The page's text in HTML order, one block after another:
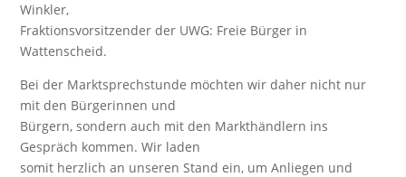
Winkler,
Fraktionsvorsitzender der UWG: Freie Bürger in
Wattenscheid.
Bei der Marktsprechstunde möchten wir daher nicht nur
mit den Bürgerinnen und
Bürgern, sondern auch mit den Markthändlern ins
Gespräch kommen. Wir laden
somit herzlich an unseren Stand ein, um Anliegen und